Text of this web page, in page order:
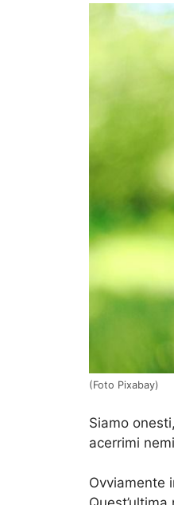
(Foto Pixabay)
Siamo
acerrimi
Ovviamente